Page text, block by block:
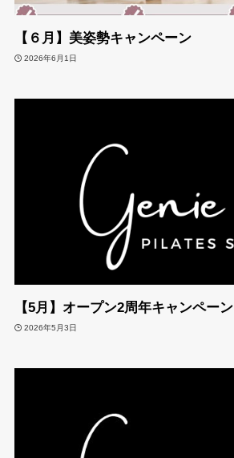
【６月】美姿勢キャンペーン
2026年6月1日
【5月】オープン2周年キャンペーン
2026年5月3日